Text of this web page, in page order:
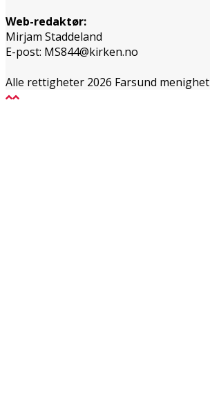
Web-redaktør:
Mirjam Staddeland
E-post: MS844@kirken.no
Alle rettigheter 2026 Farsund menighet